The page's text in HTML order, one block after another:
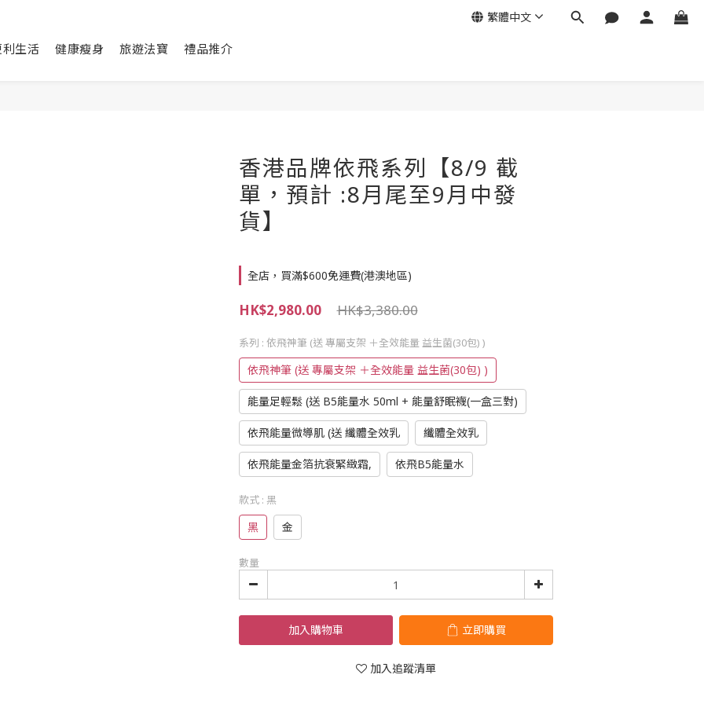
利生活 健康瘦身 旅遊法寶 禮品推介
繁體中文
香港品牌依飛系列【8/9 截
單，預計 :8月尾至9月中發
貨】
全店，買滿$600免運費(港澳地區)
HK$3,380.00
HK$2,980.00
系列 : 依飛神筆 (送 專屬支架 ＋全效能量 益生菌(30包) )
依飛神筆 (送 專屬支架 ＋全效能量 益生菌(30包) )
能量足輕鬆 (送 B5能量水 50ml + 能量舒眠襪(一盒三對)
依飛能量微導肌 (送 纖體全效乳 纖體全效乳
依飛能量金箔抗衰緊緻霜, 依飛B5能量水
款式 : 黑
黑 金
數量
加入購物車 立即購買
加入追蹤清單